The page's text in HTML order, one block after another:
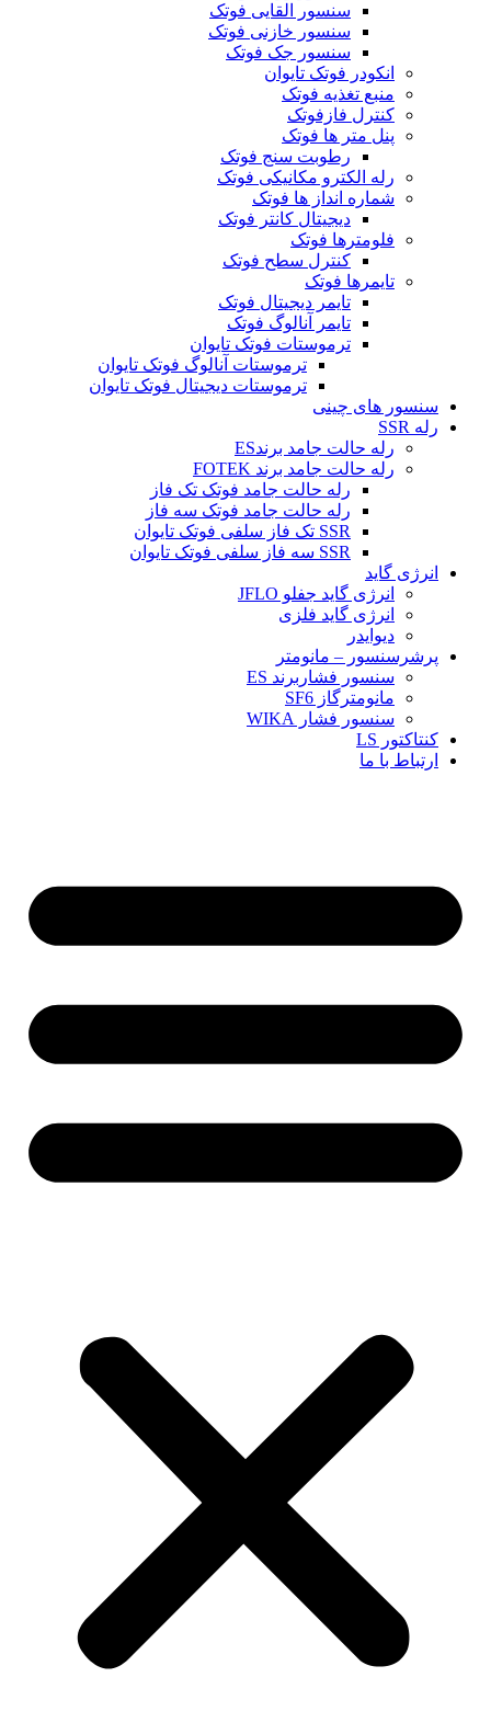
سنسور القایی فوتک
سنسور خازنی فوتک
سنسور جک فوتک
انکودر فوتک تایوان
منبع تغذیه فوتک
کنترل فازفوتک
پنل متر ها فوتک
رطوبت سنج فوتک
رله الکترو مکانیکی فوتک
شماره انداز ها فوتک
دیجیتال کانتر فوتک
فلومترها فوتک
کنترل سطح فوتک
تایمرها فوتک
تایمر دیجیتال فوتک
تایمر آنالوگ فوتک
ترموستات فوتک تایوان
ترموستات آنالوگ فوتک تایوان
ترموستات دیجیتال فوتک تایوان
سنسور های چینی
رله SSR
رله حالت جامد برندES
رله حالت جامد برند FOTEK
رله حالت جامد فوتک تک فاز
رله حالت جامد فوتک سه فاز
SSR تک فاز سلفی فوتک تایوان
SSR سه فاز سلفی فوتک تایوان
انرژی گاید
انرژی گاید جفلو JFLO
انرژی گاید فلزی
دیوایدر
پرشرسنسور – مانومتر
سنسور فشاربرند ES
مانومترگاز SF6
سنسور فشار WIKA
کنتاکتور LS
ارتباط با ما